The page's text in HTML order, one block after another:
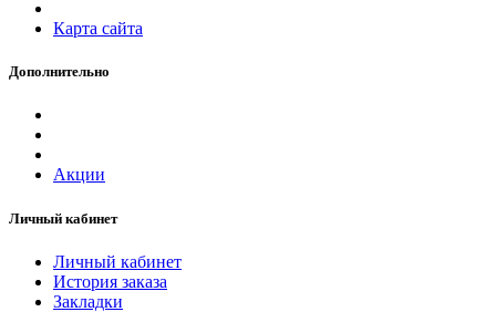
Карта сайта
Дополнительно
Акции
Личный кабинет
Личный кабинет
История заказа
Закладки